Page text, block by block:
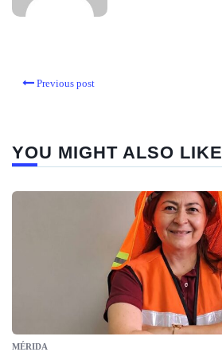
Previous post
YOU MIGHT ALSO LIKE
MÉRIDA